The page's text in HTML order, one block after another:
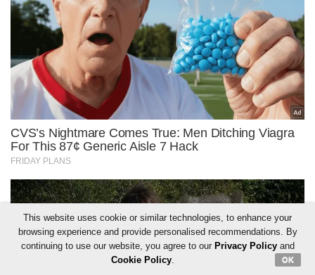
This website uses cookie or similar technologies, to enhance your
browsing experience and provide personalised recommendations. By
continuing to use our website, you agree to our Privacy Policyand
Cookie Policy. OK